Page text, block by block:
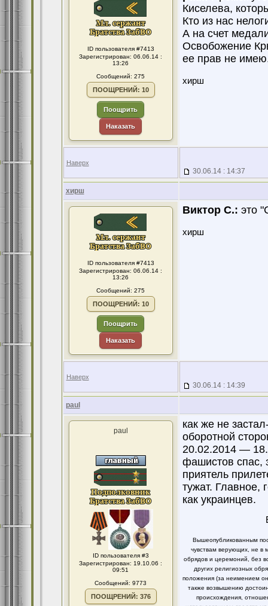
ID пользователя #7413
Зарегистрирован: 06.06.14 :
13:26
Сообщений: 275
ПООЩРЕНИЙ: 10
Поощрить
Наказать
Киселева,
Кто из нас
А на счет
Освобожение
ее прав не
хирш
Наверх
30.06.14 : 14:37
хирш
ID пользователя #7413
Зарегистрирован: 06.06.14 :
13:26
Сообщений: 275
ПООЩРЕНИЙ: 10
Поощрить
Наказать
Виктор С.: это
хирш
Наверх
30.06.14 : 14:39
paul
paul
ID пользователя #3
Зарегистрирован: 19.10.06 :
09:51
Сообщений: 9773
ПООЩРЕНИЙ: 376
как же не
оборотной
20.02.2014 —
фашистов спас,
приятель
тужат. Главное,
как украинцев.
Вышеопубликованным
чувствам верующих, не в
обрядов и церемоний, без
других религиозных
положения (за неимением
также возвышению
происхождения,